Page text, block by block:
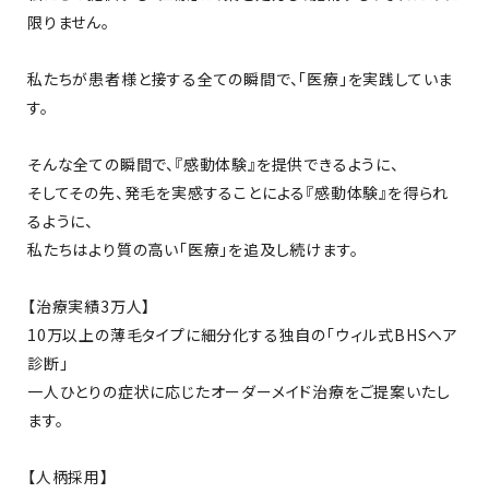
限りません。
私たちが患者様と接する全ての瞬間で、「医療」を実践していま
す。
そんな全ての瞬間で、『感動体験』を提供できるように、
そしてその先、発毛を実感することによる『感動体験』を得られ
るように、
私たちはより質の高い「医療」を追及し続けます。
【治療実績3万人】
10万以上の薄毛タイプに細分化する独自の「ウィル式BHSヘア
診断」
一人ひとりの症状に応じたオーダーメイド治療をご提案いたし
ます。
【人柄採用】